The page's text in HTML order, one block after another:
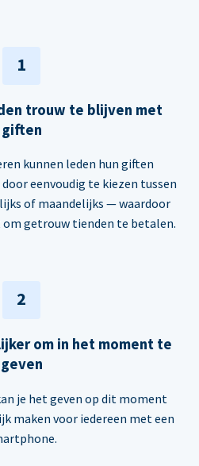
1
trouw te blijven met
giften
kunnen leden hun giften
eenvoudig te kiezen tussen
of maandelijks — waardoor
getrouw tienden te betalen.
2
om in het moment te
geven
je het geven op dit moment
maken voor iedereen met een